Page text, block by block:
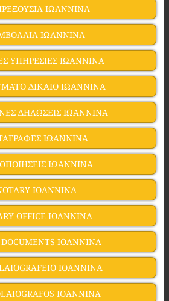
ΙΩΑΝΝΙΝΑ
ΙΩΑΝΝΙΝΑ
ΥΠΗΡΕΣΙΕΣ ΙΩΑΝΝΙΝΑ
ΔΙΚΑΙΟ ΙΩΑΝΝΙΝΑ
ΔΗΛΩΣΕΙΣ ΙΩΑΝΝΙΝΑ
ΙΩΑΝΝΙΝΑ
ΙΩΑΝΝΙΝΑ
IOANNINA
OFFICE IOANNINA
IOANNINA
IOANNINA
IOANNINA